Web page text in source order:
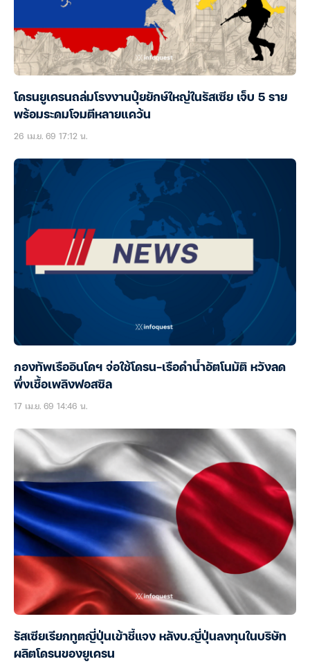
โดรนยูเครนถล่มโรงงานปุ๋ยยักษ์ใหญ่ในรัสเซีย เจ็บ 5 ราย
พร้อมระดมโจมตีหลายแคว้น
26 เม.ย. 69 17:12 น.
กองทัพเรืออินโดฯ จ่อใช้โดรน-เรือดำน้ำอัตโนมัติ หวังลด
พึ่งเชื้อเพลิงฟอสซิล
17 เม.ย. 69 14:46 น.
รัสเซียเรียกทูตญี่ปุ่นเข้าชี้แจง หลังบ.ญี่ปุ่นลงทุนในบริษัท
ผลิตโดรนของยูเครน